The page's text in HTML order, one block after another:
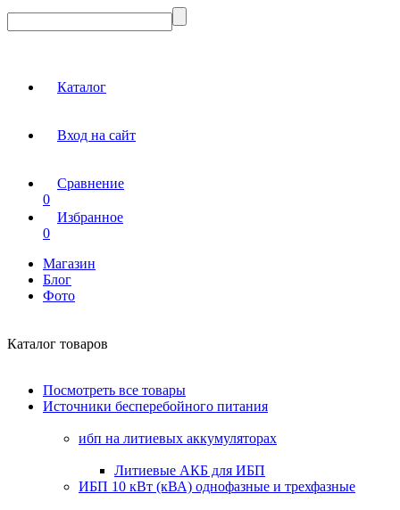
Каталог
Вход на сайт
Сравнение
0
Избранное
0
Магазин
Блог
Фото
Каталог товаров
Посмотреть все товары
Источники бесперебойного питания
ибп на литиевых аккумуляторах
Литиевые АКБ для ИБП
ИБП 10 кВт (кВА) однофазные и трехфазные